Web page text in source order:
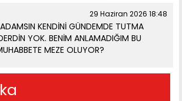
29 Haziran 2026 18:48
KENDİNİ GÜNDEMDE TUTMA
YOK. BENİM ANLAMADIĞIM BU
MEZE OLUYOR?